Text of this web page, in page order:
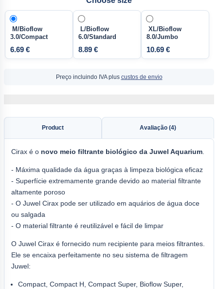
M/Bioflow
3.0/Compact
6.69 €
L/Bioflow
6.0/Standard
8.89 €
XL/Bioflow
8.0/Jumbo
10.69 €
Preço incluindo IVA plus custos de envio
Product Avaliação (4)
Cirax é o novo meio filtrante biológico da Juwel Aquarium.
- Máxima qualidade da água graças à limpeza biológica eficaz
- Superfície extremamente grande devido ao material filtrante
altamente poroso
- O Juwel Cirax pode ser utilizado em aquários de água doce
ou salgada
- O material filtrante é reutilizável e fácil de limpar
O Juwel Cirax é fornecido num recipiente para meios filtrantes.
Ele se encaixa perfeitamente no seu sistema de filtragem
Juwel:
Compact, Compact H, Compact Super, Bioflow Super,